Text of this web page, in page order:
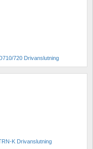
720 Drivanslutning
K Drivanslutning